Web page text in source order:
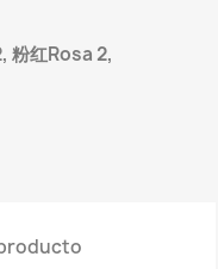
粉红Rosa 2,